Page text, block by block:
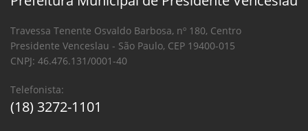
Travessa Tenente Osvaldo Barbosa, nº 180, Centro
Presidente Venceslau - São Paulo, CEP 19400-015
CNPJ: 46.476.131/0001-40
Telefonista:
(18) 3272-1101